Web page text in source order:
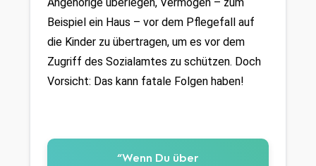
Angehörige überlegen, Vermögen – zum
Beispiel ein Haus – vor dem Pflegefall auf
die Kinder zu übertragen, um es vor dem
Zugriff des Sozialamtes zu schützen. Doch
Vorsicht: Das kann fatale Folgen haben!
“Wenn Du über